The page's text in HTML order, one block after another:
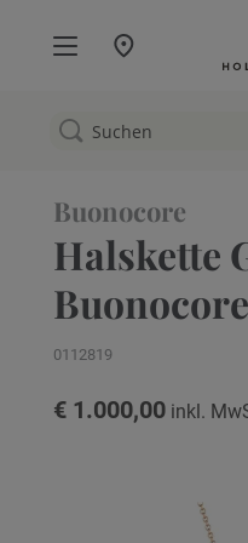
Buonocore
Halskette
0112819
€ 1.000,00